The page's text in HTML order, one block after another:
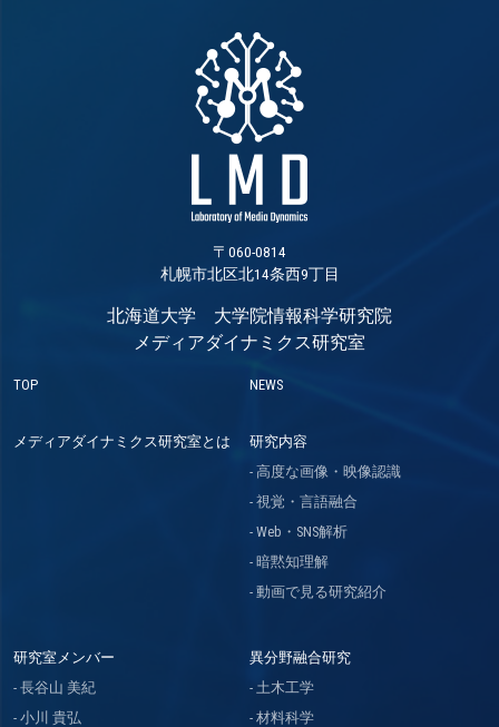
〒060-0814
札幌市北区北14条西9丁目
北海道大学 大学院情報科学研究院
メディアダイナミクス研究室
TOP NEWS
メディアダイナミクス研究室とは
研究内容
高度な画像・映像認識
視覚・言語融合
Web・SNS解析
暗黙知理解
動画で見る研究紹介
研究室メンバー
長谷山 美紀
小川 貴弘
異分野融合研究
土木工学
材料科学